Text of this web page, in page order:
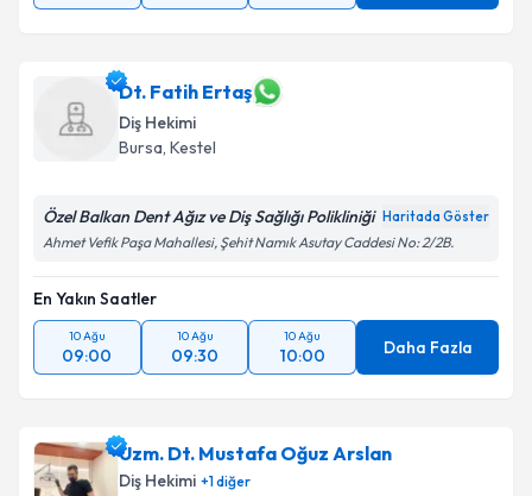
Dt. Fatih Ertaş
Diş Hekimi
Bursa, Kestel
Özel Balkan Dent Ağız ve Diş Sağlığı Polikliniği Haritada Göster
Ahmet Vefik Paşa Mahallesi, Şehit Namık Asutay Caddesi No: 2/2B.
En Yakın Saatler
10 Ağu
09:00
10 Ağu
09:30
10 Ağu
10:00 Daha Fazla
Uzm. Dt. Mustafa Oğuz Arslan
Diş Hekimi +1diğer